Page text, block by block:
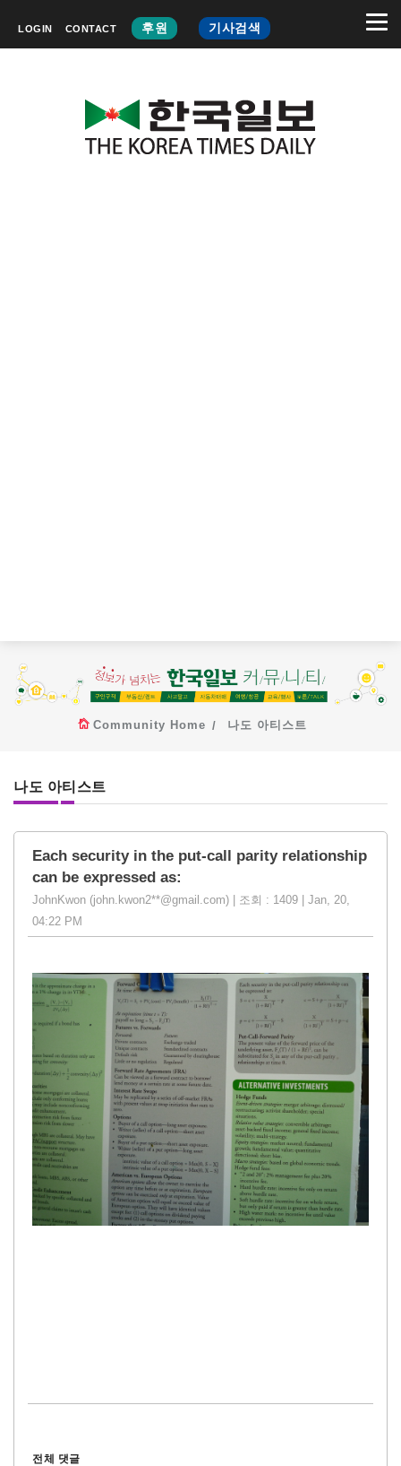
LOGIN CONTACT 후원 기사검색
Community Home 나도 아티스트
나도 아티스트
Each security in the put-call parity relationship
can be expressed as:
JohnKwon (john.kwon2**@gmail.com) | 조회 : 1409 | Jan, 20,
04:22 PM
전체 댓글